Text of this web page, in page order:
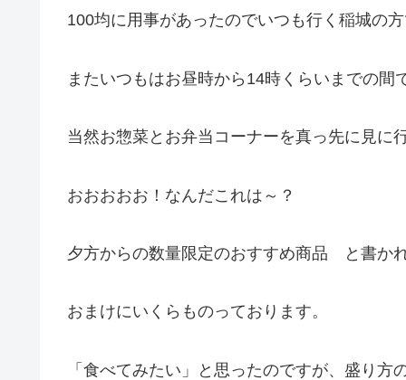
100均に用事があったのでいつも行く稲城の
またいつもはお昼時から14時くらいまでの間
当然お惣菜とお弁当コーナーを真っ先に見に
おおおおお！なんだこれは～？
夕方からの数量限定のおすすめ商品 と書かれ
おまけにいくらものっております。
「食べてみたい」と思ったのですが、盛り